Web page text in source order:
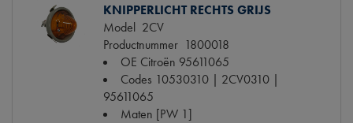
KNIPPERLICHT RECHTS GRIJS
Model 2CV
Productnummer 1800018
OE Citroën 95611065
Codes 10530310 | 2CV0310 |
95611065
Maten [PW 1]